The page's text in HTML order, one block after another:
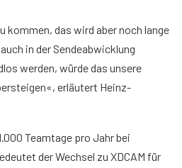
kommen, das wird aber noch lange
in der Sendeabwicklung
werden, würde das unsere
erläutert Heinz-
Teamtage pro Jahr bei
der Wechsel zu XDCAM für